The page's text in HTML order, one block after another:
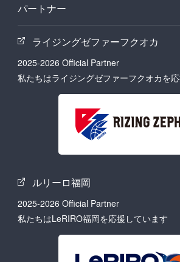
パートナー
ライジングゼファーフクオカ
2025-2026 Official Partner
私たちはライジングゼファーフクオカを
ルリーロ福岡
2025-2026 Official Partner
私たちはLeRIRO福岡を応援しています